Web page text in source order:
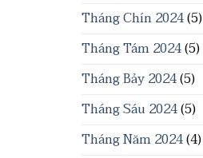
Tháng Chín 2024(5)
Tháng Tám 2024(5)
Tháng Bảy 2024(5)
Tháng Sáu 2024(5)
Tháng Năm 2024(4)